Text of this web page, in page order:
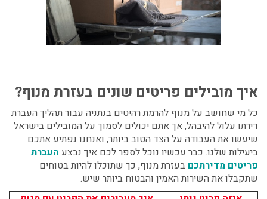
איך מובילים פריטים שונים בעזרת מנוף?
כל מי שחושב על מנוף להרמת רהיטים בנתניה עבור תהליך העברת
דירתו עלול להיבהל, אך אתם יכולים לסמוך על המובילים בישראל
שיעשו את העבודה על הצד הטוב ביותר, ואנחנו נפתיע אתכם
ביעילות שלנו. כבר עכשיו נוכל לספר לכם איך נבצע העברת
פריטים מדירתכם בעזרת מנוף, כך שתוכלו להיות בטוחים
שתקבלו את השירות האמין והבטוח ביותר שיש.